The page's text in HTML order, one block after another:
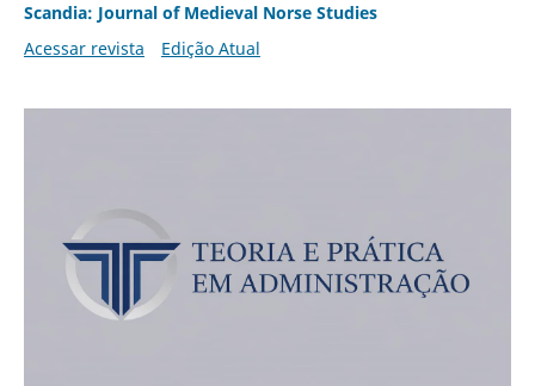
Scandia: Journal of Medieval Norse Studies
Acessar revista
Edição Atual